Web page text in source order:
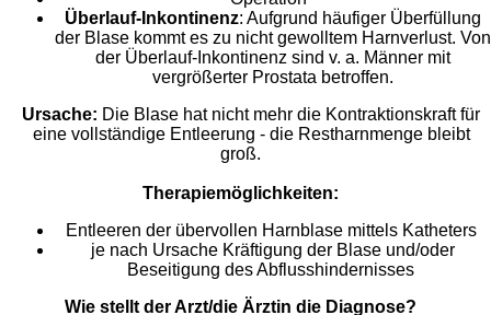
Überlauf-Inkontinenz: Aufgrund häufiger Überfüllung
der Blase kommt es zu nicht gewolltem Harnverlust. Von
der Überlauf-Inkontinenz sind v. a. Männer mit
vergrößerter Prostata betroffen.
Ursache: Die Blase hat nicht mehr die Kontraktionskraft für
eine vollständige Entleerung - die Restharnmenge bleibt
groß.
Therapiemöglichkeiten:
Entleeren der übervollen Harnblase mittels Katheters
je nach Ursache Kräftigung der Blase und/oder
Beseitigung des Abflusshindernisses
Wie stellt der Arzt/die Ärztin die Diagnose?